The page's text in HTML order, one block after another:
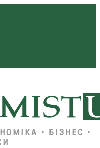
• БІЗНЕС •